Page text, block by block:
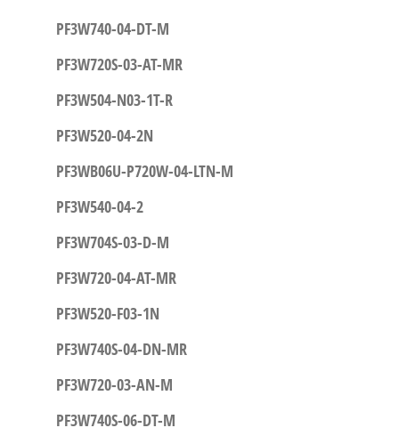
PF3W740-04-DT-M
PF3W720S-03-AT-MR
PF3W504-N03-1T-R
PF3W520-04-2N
PF3WB06U-P720W-04-LTN-M
PF3W540-04-2
PF3W704S-03-D-M
PF3W720-04-AT-MR
PF3W520-F03-1N
PF3W740S-04-DN-MR
PF3W720-03-AN-M
PF3W740S-06-DT-M